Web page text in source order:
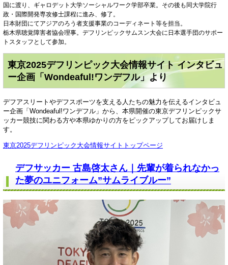
国に渡り、ギャロデット大学ソーシャルワーク学部卒業。その後も同大学院行
政・国際開発専攻修士課程に進み、修了。
日本財団にてアジアのろう者支援事業のコーディネート等を担当。
栃木県聴覚障害者協会理事。デフリンピックサムスン大会に日本選手団のサポー
トスタッフとして参加。​
東京2025デフリンピック大会情報サイト インタビュ
ー企画「Wondeaful!ワンデフル」より
デフアスリートやデフスポーツを支える人たちの魅力を伝えるインタビュ
ー企画「Wondeaful!ワンデフル」から、本県開催の東京デフリンピックサ
ッカー競技に関わる方や本県ゆかりの方をピックアップしてお届けしま
す。
東京2025デフリンピック大会情報サイトトップページ
デフサッカー 古島啓太さん｜先輩が着られなかっ
た夢のユニフォーム”サムライブルー”